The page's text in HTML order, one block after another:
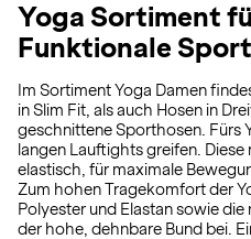
Yoga Sortiment
Funktionale
Im Sortiment Yoga Damen
in Slim Fit, als auch Hosen in
geschnittene Sporthosen. Fürs
langen Lauftights greifen.
elastisch, für maximale
Zum hohen Tragekomfort der
Polyester und Elastan sowie
der hohe, dehnbare Bund bei.